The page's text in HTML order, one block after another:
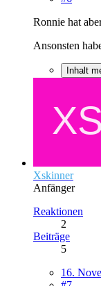
Ronnie hat
Ansonsten
Inhalt
Xskinner
Anfänger
Reaktionen
2
Beiträge
5
16.